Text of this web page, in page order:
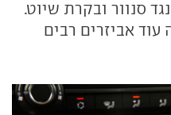
עוד אביזרים רבים